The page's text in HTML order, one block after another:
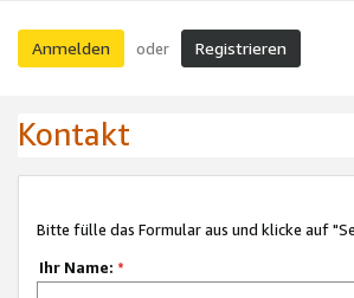
Anmelden oder Registrieren
Kontakt
Bitte fülle das Formular aus und klicke auf
Ihr Name: *